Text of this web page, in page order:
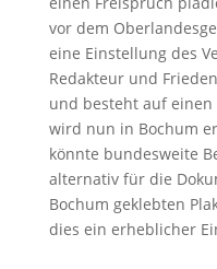
vor dem
eine Einstellung des
Redakteur und
und besteht auf einen
wird nun in Bochum
könnte bundesweite
alternativ für die
Bochum geklebten
dies ein erheblicher